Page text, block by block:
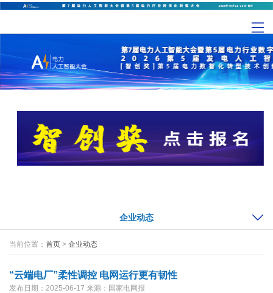
企业动态
当前位置： 首页 > 企业动态
“云端电厂”柔性调控 电网运行更有韧性
发布日期：2025-06-17 来源：国家电网报